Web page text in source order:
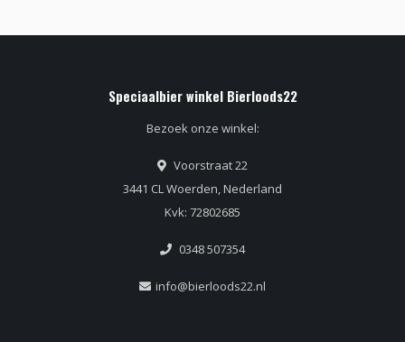
Speciaalbier winkel Bierloods22
Bezoek onze winkel:
Voorstraat 22
3441 CL Woerden, Nederland
Kvk: 72802685
0348 507354
info@bierloods22.nl